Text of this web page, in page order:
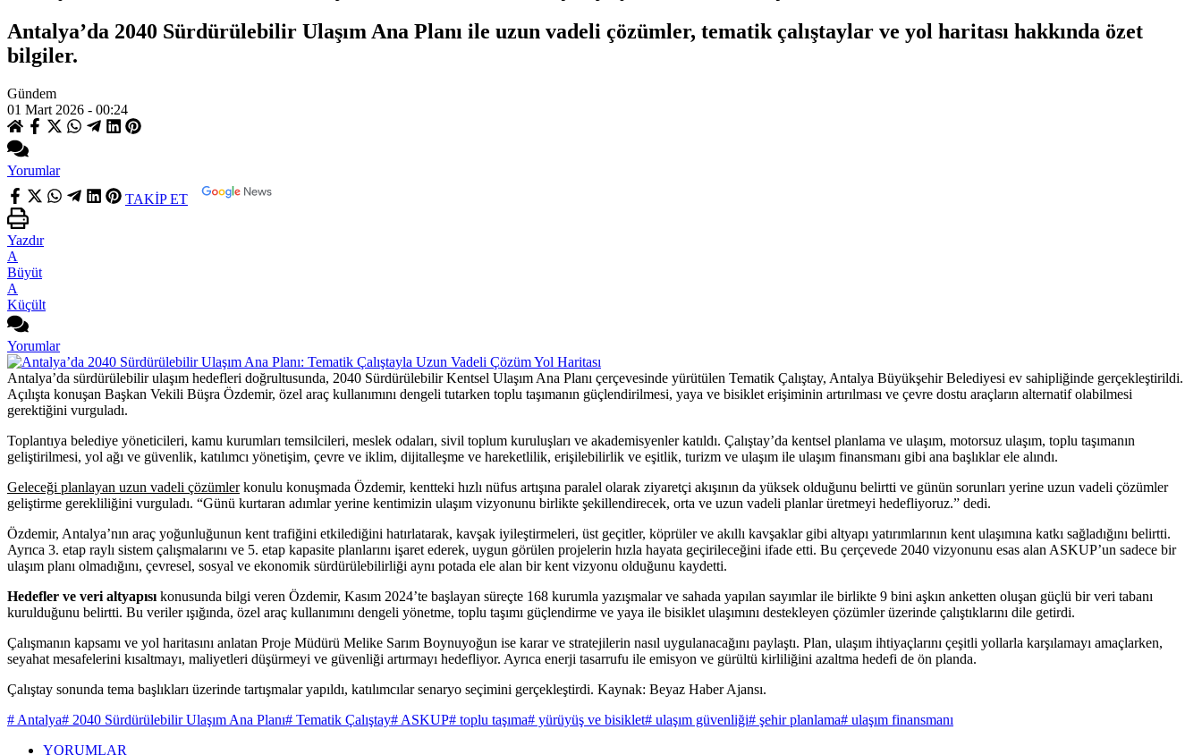
Antalya’da 2040 Sürdürülebilir Ulaşım Ana Planı ile uzun vadeli çözümler, tematik çalıştaylar ve yol haritası hakkında özet
bilgiler.
Gündem
01 Mart 2026 - 00:24
Yorumlar
TAKİP ET
Yazdır
A
Büyüt
A
Küçült
Yorumlar
Antalya’da sürdürülebilir ulaşım hedefleri doğrultusunda, 2040 Sürdürülebilir Kentsel Ulaşım Ana Planı çerçevesinde yürütülen Tematik Çalıştay, Antalya Büyükşehir Belediyesi ev sahipliğinde gerçekleştirildi.
Açılışta konuşan Başkan Vekili Büşra Özdemir, özel araç kullanımını dengeli tutarken toplu taşımanın güçlendirilmesi, yaya ve bisiklet erişiminin artırılması ve çevre dostu araçların alternatif olabilmesi
gerektiğini vurguladı.
Toplantıya belediye yöneticileri, kamu kurumları temsilcileri, meslek odaları, sivil toplum kuruluşları ve akademisyenler katıldı. Çalıştay’da kentsel planlama ve ulaşım, motorsuz ulaşım, toplu taşımanın
geliştirilmesi, yol ağı ve güvenlik, katılımcı yönetişim, çevre ve iklim, dijitalleşme ve hareketlilik, erişilebilirlik ve eşitlik, turizm ve ulaşım ile ulaşım finansmanı gibi ana başlıklar ele alındı.
Geleceği planlayan uzun vadeli çözümlerkonulu konuşmada Özdemir, kentteki hızlı nüfus artışına paralel olarak ziyaretçi akışının da yüksek olduğunu belirtti ve günün sorunları yerine uzun vadeli çözümler
geliştirme gerekliliğini vurguladı. “Günü kurtaran adımlar yerine kentimizin ulaşım vizyonunu birlikte şekillendirecek, orta ve uzun vadeli planlar üretmeyi hedefliyoruz.” dedi.
Özdemir, Antalya’nın araç yoğunluğunun kent trafiğini etkilediğini hatırlatarak, kavşak iyileştirmeleri, üst geçitler, köprüler ve akıllı kavşaklar gibi altyapı yatırımlarının kent ulaşımına katkı sağladığını belirtti.
Ayrıca 3. etap raylı sistem çalışmalarını ve 5. etap kapasite planlarını işaret ederek, uygun görülen projelerin hızla hayata geçirileceğini ifade etti. Bu çerçevede 2040 vizyonunu esas alan ASKUP’un sadece bir
ulaşım planı olmadığını, çevresel, sosyal ve ekonomik sürdürülebilirliği aynı potada ele alan bir kent vizyonu olduğunu kaydetti.
Hedefler ve veri altyapısı konusunda bilgi veren Özdemir, Kasım 2024’te başlayan süreçte 168 kurumla yazışmalar ve sahada yapılan sayımlar ile birlikte 9 bini aşkın anketten oluşan güçlü bir veri tabanı
kurulduğunu belirtti. Bu veriler ışığında, özel araç kullanımını dengeli yönetme, toplu taşımı güçlendirme ve yaya ile bisiklet ulaşımını destekleyen çözümler üzerinde çalıştıklarını dile getirdi.
Çalışmanın kapsamı ve yol haritasını anlatan Proje Müdürü Melike Sarım Boynuyoğun ise karar ve stratejilerin nasıl uygulanacağını paylaştı. Plan, ulaşım ihtiyaçlarını çeşitli yollarla karşılamayı amaçlarken,
seyahat mesafelerini kısaltmayı, maliyetleri düşürmeyi ve güvenliği artırmayı hedefliyor. Ayrıca enerji tasarrufu ile emisyon ve gürültü kirliliğini azaltma hedefi de ön planda.
Çalıştay sonunda tema başlıkları üzerinde tartışmalar yapıldı, katılımcılar senaryo seçimini gerçekleştirdi. Kaynak: Beyaz Haber Ajansı.
# Antalya# 2040 Sürdürülebilir Ulaşım Ana Planı# Tematik Çalıştay# ASKUP# toplu taşıma# yürüyüş ve bisiklet# ulaşım güvenliği# şehir planlama# ulaşım finansmanı
YORUMLAR